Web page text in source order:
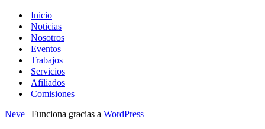
Inicio
Noticias
Nosotros
Eventos
Trabajos
Servicios
Afiliados
Comisiones
Neve | Funciona gracias a WordPress